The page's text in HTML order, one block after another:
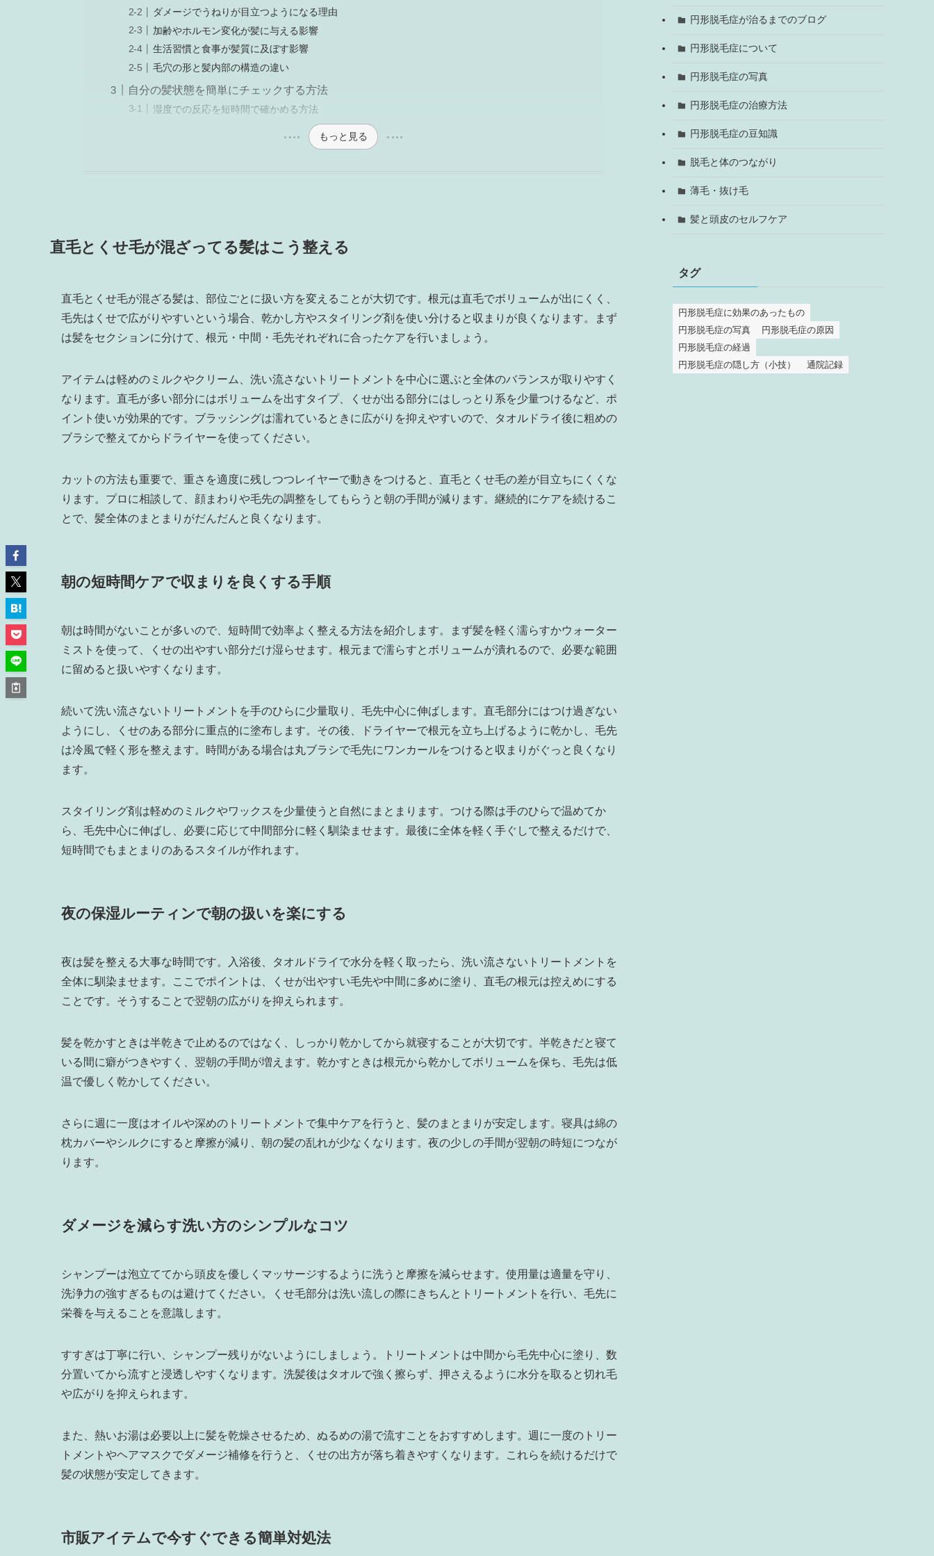
ダメージでうねりが目立つようになる理由
加齢やホルモン変化が髪に与える影響
生活習慣と食事が髪質に及ぼす影響
毛穴の形と髪内部の構造の違い
自分の髪状態を簡単にチェックする方法
湿度での反応を短時間で確かめる方法
もっと見る
直毛とくせ毛が混ざってる髪はこう整える
直毛とくせ毛が混ざる髪は、部位ごとに扱い方を変えることが大切です。根元は直毛でボリュームが出にくく、
毛先はくせで広がりやすいという場合、乾かし方やスタイリング剤を使い分けると収まりが良くなります。まず
は髪をセクションに分けて、根元・中間・毛先それぞれに合ったケアを行いましょう。
アイテムは軽めのミルクやクリーム、洗い流さないトリートメントを中心に選ぶと全体のバランスが取りやすく
なります。直毛が多い部分にはボリュームを出すタイプ、くせが出る部分にはしっとり系を少量つけるなど、ポ
イント使いが効果的です。ブラッシングは濡れているときに広がりを抑えやすいので、タオルドライ後に粗めの
ブラシで整えてからドライヤーを使ってください。
カットの方法も重要で、重さを適度に残しつつレイヤーで動きをつけると、直毛とくせ毛の差が目立ちにくくな
ります。プロに相談して、顔まわりや毛先の調整をしてもらうと朝の手間が減ります。継続的にケアを続けるこ
とで、髪全体のまとまりがだんだんと良くなります。
朝の短時間ケアで収まりを良くする手順
朝は時間がないことが多いので、短時間で効率よく整える方法を紹介します。まず髪を軽く濡らすかウォーター
ミストを使って、くせの出やすい部分だけ湿らせます。根元まで濡らすとボリュームが潰れるので、必要な範囲
に留めると扱いやすくなります。
続いて洗い流さないトリートメントを手のひらに少量取り、毛先中心に伸ばします。直毛部分にはつけ過ぎない
ようにし、くせのある部分に重点的に塗布します。その後、ドライヤーで根元を立ち上げるように乾かし、毛先
は冷風で軽く形を整えます。時間がある場合は丸ブラシで毛先にワンカールをつけると収まりがぐっと良くなり
ます。
スタイリング剤は軽めのミルクやワックスを少量使うと自然にまとまります。つける際は手のひらで温めてか
ら、毛先中心に伸ばし、必要に応じて中間部分に軽く馴染ませます。最後に全体を軽く手ぐしで整えるだけで、
短時間でもまとまりのあるスタイルが作れます。
夜の保湿ルーティンで朝の扱いを楽にする
夜は髪を整える大事な時間です。入浴後、タオルドライで水分を軽く取ったら、洗い流さないトリートメントを
全体に馴染ませます。ここでポイントは、くせが出やすい毛先や中間に多めに塗り、直毛の根元は控えめにする
ことです。そうすることで翌朝の広がりを抑えられます。
髪を乾かすときは半乾きで止めるのではなく、しっかり乾かしてから就寝することが大切です。半乾きだと寝て
いる間に癖がつきやすく、翌朝の手間が増えます。乾かすときは根元から乾かしてボリュームを保ち、毛先は低
温で優しく乾かしてください。
さらに週に一度はオイルや深めのトリートメントで集中ケアを行うと、髪のまとまりが安定します。寝具は綿の
枕カバーやシルクにすると摩擦が減り、朝の髪の乱れが少なくなります。夜の少しの手間が翌朝の時短につなが
ります。
ダメージを減らす洗い方のシンプルなコツ
シャンプーは泡立ててから頭皮を優しくマッサージするように洗うと摩擦を減らせます。使用量は適量を守り、
洗浄力の強すぎるものは避けてください。くせ毛部分は洗い流しの際にきちんとトリートメントを行い、毛先に
栄養を与えることを意識します。
すすぎは丁寧に行い、シャンプー残りがないようにしましょう。トリートメントは中間から毛先中心に塗り、数
分置いてから流すと浸透しやすくなります。洗髪後はタオルで強く擦らず、押さえるように水分を取ると切れ毛
や広がりを抑えられます。
また、熱いお湯は必要以上に髪を乾燥させるため、ぬるめの湯で流すことをおすすめします。週に一度のトリー
トメントやヘアマスクでダメージ補修を行うと、くせの出方が落ち着きやすくなります。これらを続けるだけで
髪の状態が安定してきます。
市販アイテムで今すぐできる簡単対処法
円形脱毛症が治るまでのブログ
円形脱毛症について
円形脱毛症の写真
円形脱毛症の治療方法
円形脱毛症の豆知識
脱毛と体のつながり
薄毛・抜け毛
髪と頭皮のセルフケア
タグ
円形脱毛症に効果のあったもの
円形脱毛症の写真
円形脱毛症の原因
円形脱毛症の経過
円形脱毛症の隠し方（小技）
通院記録